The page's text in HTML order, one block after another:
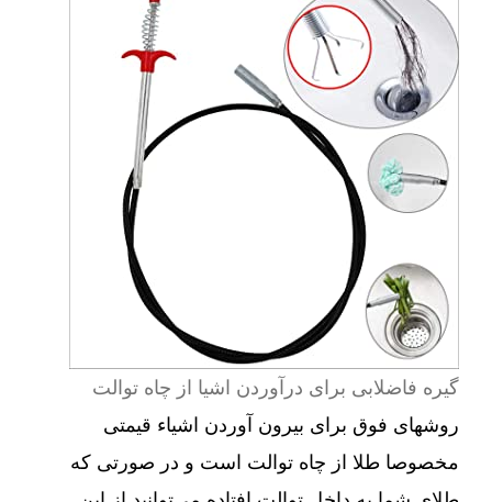
گیره فاضلابی برای درآوردن اشیا از چاه توالت
روشهای فوق برای بیرون آوردن اشیاء قیمتی
مخصوصا طلا از چاه توالت است و در صورتی که